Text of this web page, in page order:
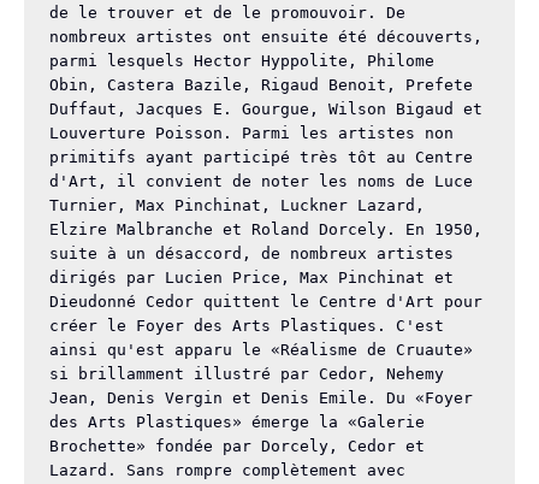
de le trouver et de le promouvoir. De
nombreux artistes ont ensuite été découverts,
parmi lesquels Hector Hyppolite, Philome
Obin, Castera Bazile, Rigaud Benoit, Prefete
Duffaut, Jacques E. Gourgue, Wilson Bigaud et
Louverture Poisson. Parmi les artistes non
primitifs ayant participé très tôt au Centre
d'Art, il convient de noter les noms de Luce
Turnier, Max Pinchinat, Luckner Lazard,
Elzire Malbranche et Roland Dorcely. En 1950,
suite à un désaccord, de nombreux artistes
dirigés par Lucien Price, Max Pinchinat et
Dieudonné Cedor quittent le Centre d'Art pour
créer le Foyer des Arts Plastiques. C'est
ainsi qu'est apparu le «Réalisme de Cruaute»
si brillamment illustré par Cedor, Nehemy
Jean, Denis Vergin et Denis Emile. Du «Foyer
des Arts Plastiques» émerge la «Galerie
Brochette» fondée par Dorcely, Cedor et
Lazard. Sans rompre complètement avec